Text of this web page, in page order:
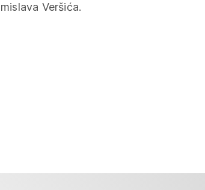
Veršića.